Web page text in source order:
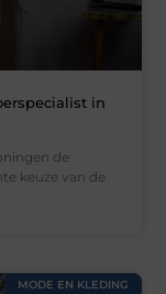
in
de
keuze van de
MODE EN KLEDING